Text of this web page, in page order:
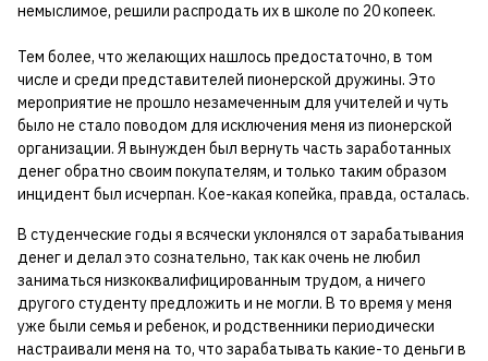
немыслимое, решили распродать их в школе по 20 копеек.
Тем более, что желающих нашлось предостаточно, в том
числе и среди представителей пионерской дружины. Это
мероприятие не прошло незамеченным для учителей и чуть
было не стало поводом для исключения меня из пионерской
организации. Я вынужден был вернуть часть заработанных
денег обратно своим покупателям, и только таким образом
инцидент был исчерпан. Кое-какая копейка, правда, осталась.
В студенческие годы я всячески уклонялся от зарабатывания
денег и делал это сознательно, так как очень не любил
заниматься низкоквалифицированным трудом, а ничего
другого студенту предложить и не могли. В то время у меня
уже были семья и ребенок, и родственники периодически
настраивали меня на то, что зарабатывать какие-то деньги в